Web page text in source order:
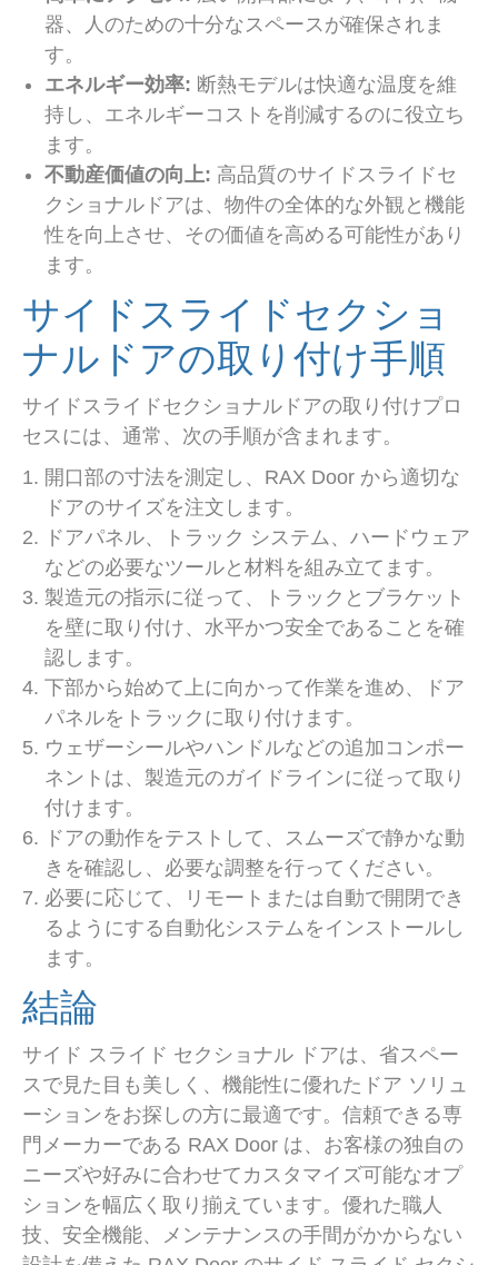
器、人のための十分なスペースが確保されま
す。
エネルギー効率: 断熱モデルは快適な温度を維
持し、エネルギーコストを削減するのに役立ち
ます。
不動産価値の向上: 高品質のサイドスライドセ
クショナルドアは、物件の全体的な外観と機能
性を向上させ、その価値を高める可能性があり
ます。
サイドスライドセクショ
ナルドアの取り付け手順
サイドスライドセクショナルドアの取り付けプロ
セスには、通常、次の手順が含まれます。
開口部の寸法を測定し、RAX Door から適切な
ドアのサイズを注文します。
ドアパネル、トラック システム、ハードウェア
などの必要なツールと材料を組み立てます。
製造元の指示に従って、トラックとブラケット
を壁に取り付け、水平かつ安全であることを確
認します。
下部から始めて上に向かって作業を進め、ドア
パネルをトラックに取り付けます。
ウェザーシールやハンドルなどの追加コンポー
ネントは、製造元のガイドラインに従って取り
付けます。
ドアの動作をテストして、スムーズで静かな動
きを確認し、必要な調整を行ってください。
必要に応じて、リモートまたは自動で開閉でき
るようにする自動化システムをインストールし
ます。
結論
サイド スライド セクショナル ドアは、省スペー
スで見た目も美しく、機能性に優れたドア ソリュ
ーションをお探しの方に最適です。信頼できる専
門メーカーである RAX Door は、お客様の独自の
ニーズや好みに合わせてカスタマイズ可能なオプ
ションを幅広く取り揃えています。優れた職人
技、安全機能、メンテナンスの手間がかからない